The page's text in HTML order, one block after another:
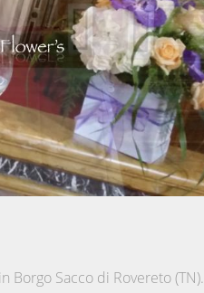
Borgo Sacco di Rovereto (TN).